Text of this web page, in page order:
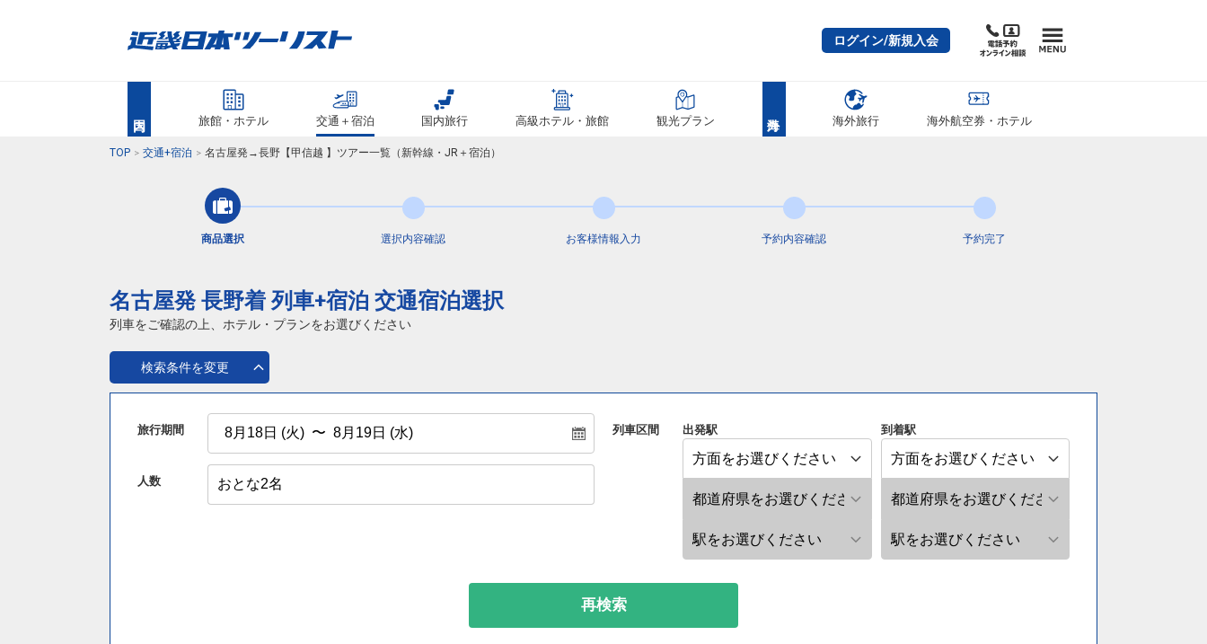
ログイン/新規入会
旅館・ホテル 交通＋宿泊 国内旅行 高級ホテル・旅館 観光プラン 海外旅行 海外航空券・ホテル
TOP 交通+宿泊 名古屋発→長野【甲信越 】ツアー一覧（新幹線・JR＋宿泊）
商品選択 選択内容確認 お客様情報 入力 予約内容確認 予約完了
名古屋発 長野着 列車+宿泊 交通宿泊選択
列車をご確認の上、ホテル・プランをお選びください
検索条件を変更
旅行期間
人数
列車区間 出発駅 到着駅
再検索